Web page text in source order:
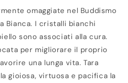
omaggiate nel Buddismo
Bianca. I cristalli bianchi
sono associati alla cura.
per migliorare il proprio
una lunga vita. Tara
gioiosa, virtuosa e pacifica la